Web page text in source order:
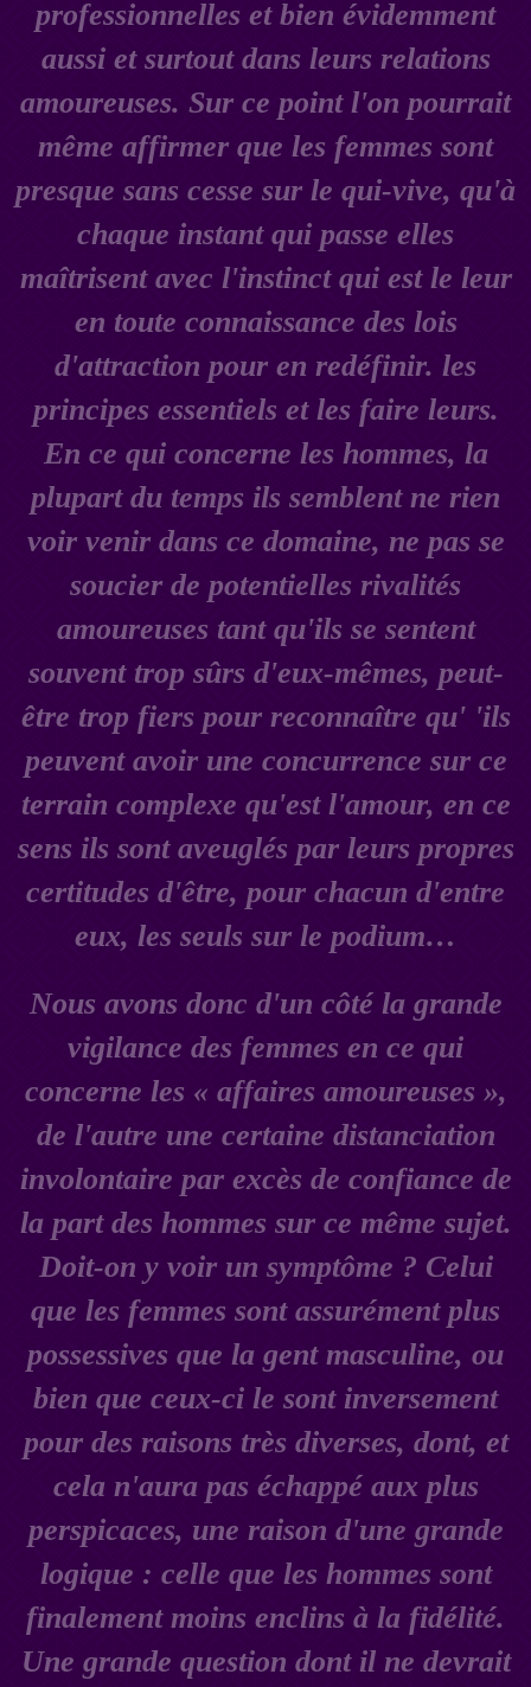
professionnelles et bien évidemment
aussi et surtout dans leurs relations
amoureuses. Sur ce point l'on pourrait
même affirmer que les femmes sont
presque sans cesse sur le qui-vive, qu'à
chaque instant qui passe elles
maîtrisent avec l'instinct qui est le leur
en toute connaissance des lois
d'attraction pour en redéfinir. les
principes essentiels et les faire leurs.
En ce qui concerne les hommes, la
plupart du temps ils semblent ne rien
voir venir dans ce domaine, ne pas se
soucier de potentielles rivalités
amoureuses tant qu'ils se sentent
souvent trop sûrs d'eux-mêmes, peut-
être trop fiers pour reconnaître qu' 'ils
peuvent avoir une concurrence sur ce
terrain complexe qu'est l'amour, en ce
sens ils sont aveuglés par leurs propres
certitudes d'être, pour chacun d'entre
eux, les seuls sur le podium…
Nous avons donc d'un côté la grande
vigilance des femmes en ce qui
concerne les « affaires amoureuses »,
de l'autre une certaine distanciation
involontaire par excès de confiance de
la part des hommes sur ce même sujet.
Doit-on y voir un symptôme ? Celui
que les femmes sont assurément plus
possessives que la gent masculine, ou
bien que ceux-ci le sont inversement
pour des raisons très diverses, dont, et
cela n'aura pas échappé aux plus
perspicaces, une raison d'une grande
logique : celle que les hommes sont
finalement moins enclins à la fidélité.
Une grande question dont il ne devrait